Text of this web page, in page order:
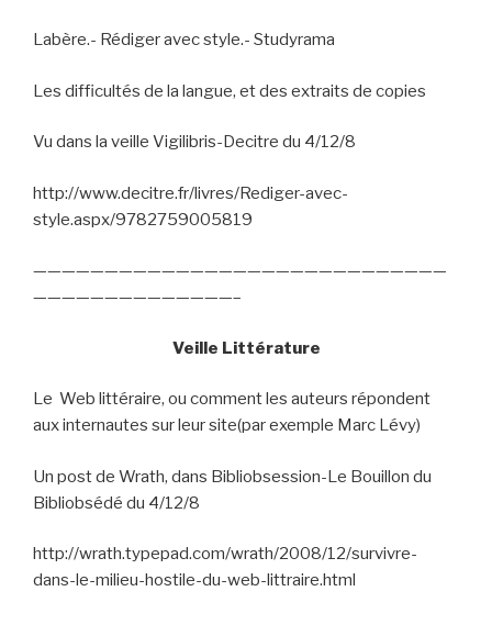
Labère.- Rédiger avec style.- Studyrama
Les difficultés de la langue, et des extraits de copies
Vu dans la veille Vigilibris-Decitre du 4/12/8
http://www.decitre.fr/livres/Rediger-avec-
style.aspx/9782759005819
—————————————————————————————
——————————————–
Veille Littérature
Le Web littéraire, ou comment les auteurs répondent
aux internautes sur leur site(par exemple Marc Lévy)
Un post de Wrath, dans Bibliobsession-Le Bouillon du
Bibliobsédé du 4/12/8
http://wrath.typepad.com/wrath/2008/12/survivre-
dans-le-milieu-hostile-du-web-littraire.html